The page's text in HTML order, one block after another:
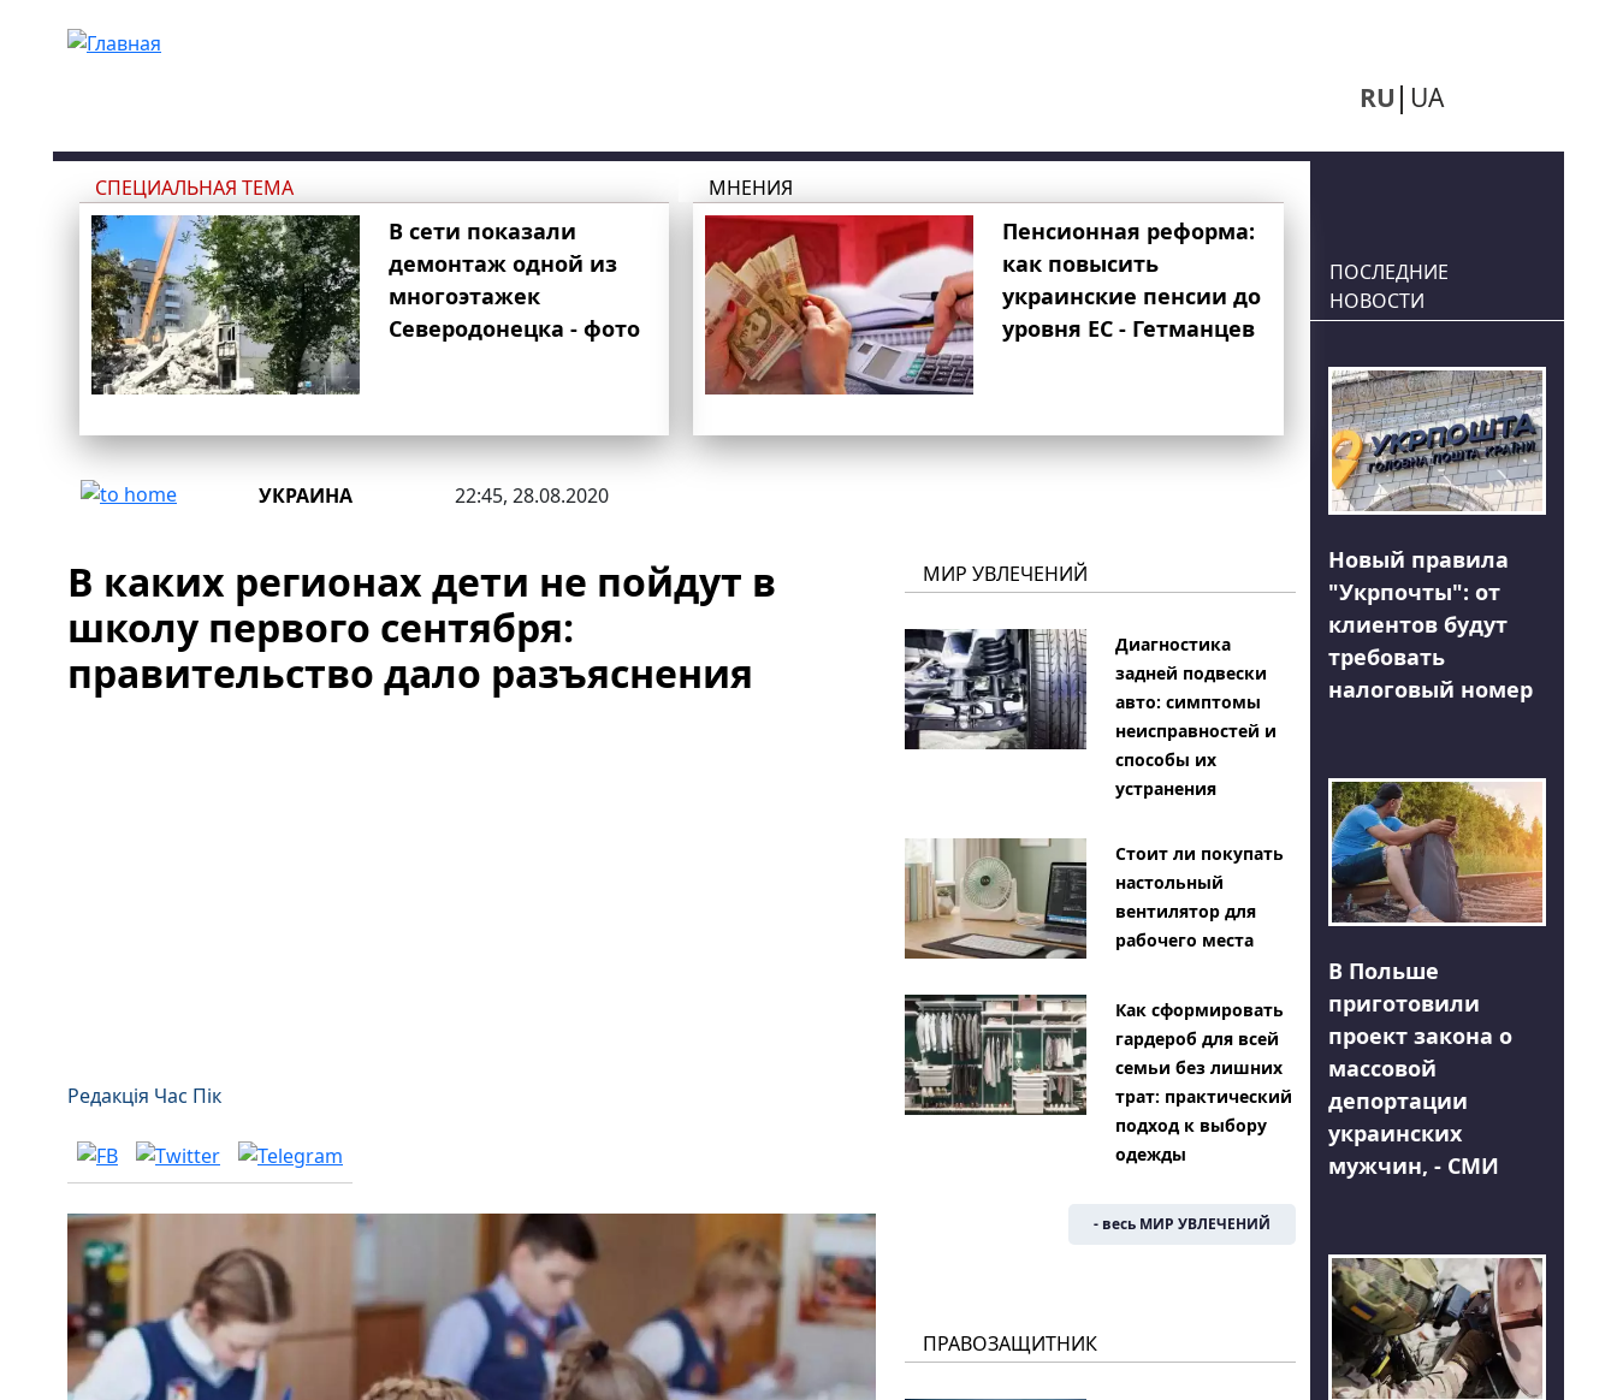
RU UA
СПЕЦИАЛЬНАЯ ТЕМА
В сети показали
демонтаж одной из
многоэтажек
Северодонецка - фото
МНЕНИЯ
Пенсионная реформа:
как повысить
украинские пенсии до
уровня ЕС - Гетманцев
УКРАИНА 22:45, 28.08.2020
В каких регионах дети не пойдут в
школу первого сентября:
правительство дало разъяснения
Редакція Час Пік
МИР УВЛЕЧЕНИЙ
Диагностика
задней подвески
авто: симптомы
неисправностей и
способы их
устранения
Стоит ли покупать
настольный
вентилятор для
рабочего места
Как сформировать
гардероб для всей
семьи без лишних
трат: практический
подход к выбору
одежды
- весь МИР УВЛЕЧЕНИЙ
ПРАВОЗАЩИТНИК
ПОСЛЕДНИЕ
НОВОСТИ
Новый правила
"Укрпочты": от
клиентов будут
требовать
налоговый номер
В Польше
приготовили
проект закона о
массовой
депортации
украинских
мужчин, - СМИ